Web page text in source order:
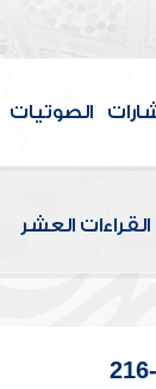
الصوتيات
القراءات العشر